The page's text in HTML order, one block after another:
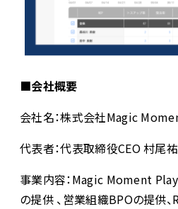
■会社概要
会社名：株式会社Magic
代表者：代表取締役CEO 村尾
事業内容：Magic Moment
の提供 、営業組織BPOの提供